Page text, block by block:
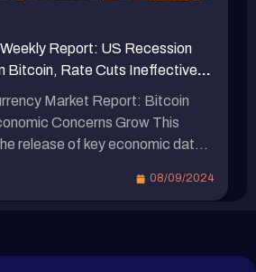
狀況和流動性的重要指標。總供
億美元約略減少至 1577 億美
美元，週減少 -0.013%。 比特幣
出 本週 比特幣 ETF 資金 資金
顯示出資金外流趨勢。 比特幣
圖展示了不同價格區間與市場情
格位於考慮買入區間 5.4 萬美
低估，可能是潛在的買入時機。
Report: US Recession
Bitcoin, Rate Cuts Ineffective?
133 More to Indictment
Market Report: Bitcoin
Concerns Grow This
release of key economic data
downturn have been reignited,
updates […]
08/09/2024